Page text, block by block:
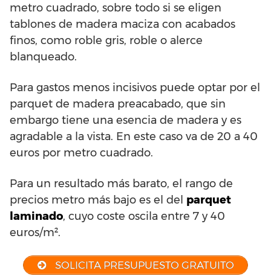
metro cuadrado, sobre todo si se eligen
tablones de madera maciza con acabados
finos, como roble gris, roble o alerce
blanqueado.
Para gastos menos incisivos puede optar por el
parquet de madera preacabado, que sin
embargo tiene una esencia de madera y es
agradable a la vista. En este caso va de 20 a 40
euros por metro cuadrado.
Para un resultado más barato, el rango de
precios metro más bajo es el del parquet
laminado, cuyo coste oscila entre 7 y 40
euros/m².
SOLICITA PRESUPUESTO GRATUITO